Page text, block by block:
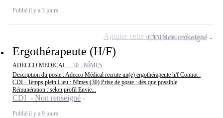
Publié il y a 3 jours
Ergothérapeute (H/F)
ADECCO MEDICAL - 30 - NÎMES
Description du poste : Adecco Médical recrute un(e) ergothérapeute h/f Contrat :
CDI - Temps plein Lieu : Nîmes (30) Prise de poste : dès que possible
Rémunération : selon profil Envie...
CDI - Non renseigné
Publié il y a 9 jours
CDINon renseigné
Ajouter cette offre à ma sélection